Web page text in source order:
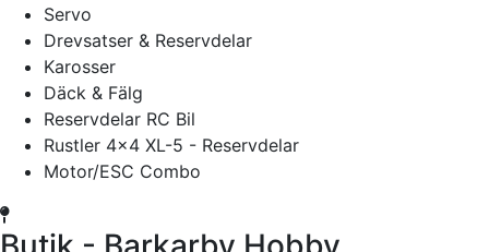
Servo
Drevsatser & Reservdelar
Karosser
Däck & Fälg
Reservdelar RC Bil
Rustler 4x4 XL-5 - Reservdelar
Motor/ESC Combo